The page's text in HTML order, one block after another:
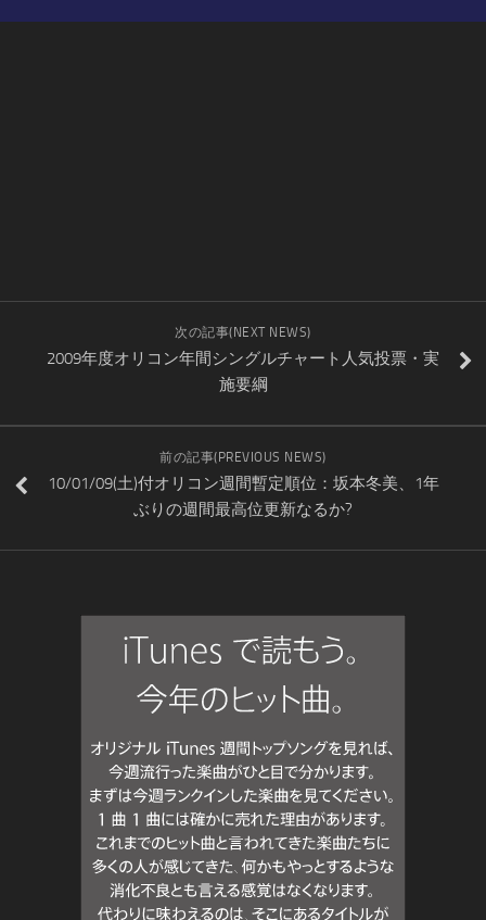
次の記事(NEXT NEWS)
2009年度オリコン年間シングルチャート人気投票・実
施要綱
前の記事(PREVIOUS NEWS)
10/01/09(土)付オリコン週間暫定順位：坂本冬美、1年
ぶりの週間最高位更新なるか?